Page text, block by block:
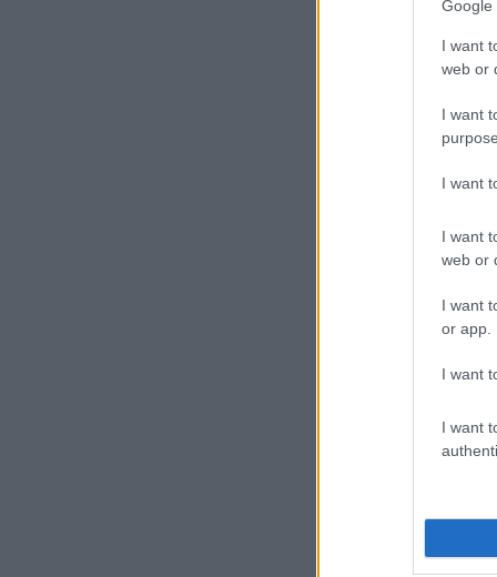
Google
I want
web or
I want
I want
I want
web or
I want
or app.
I want
I want